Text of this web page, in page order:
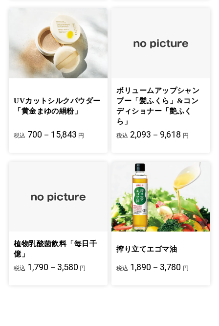
UVカットシルクパウダー
「黄金まゆの絹粉」
税込 700－15,843 円
ボリュームアップシャン
プー「髪ふくら」&コン
ディショナー「艶ふく
ら」
税込 2,093－9,618 円
植物乳酸菌飲料「毎日千
億」
税込 1,790－3,580 円
搾り立てエゴマ油
税込 1,890－3,780 円